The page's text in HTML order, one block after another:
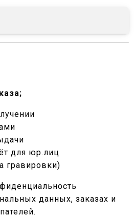
для юр.лиц
гравировки)
данных, заказах и